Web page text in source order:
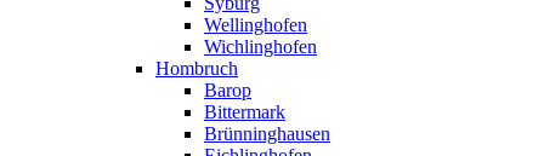
Wellinghofen
Wichlinghofen
Hombruch
Barop
Bittermark
Brünninghausen